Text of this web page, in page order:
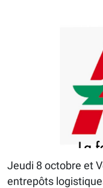
Jeudi 8 octobre et
entrepôts